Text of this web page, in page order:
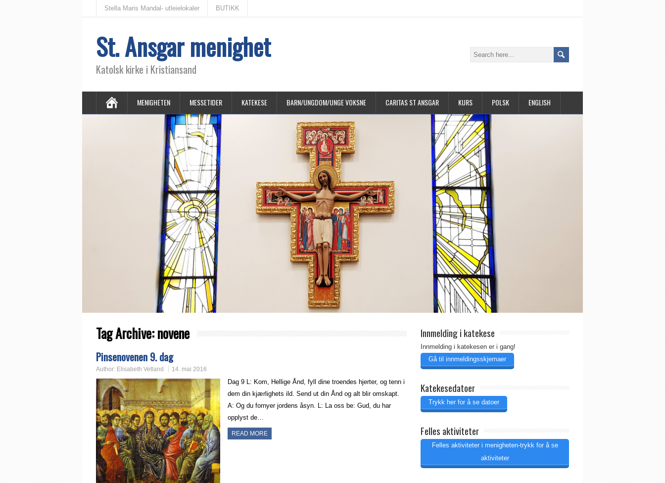
Stella Maris Mandal- utleielokaler BUTIKK
St. Ansgar menighet
Katolsk kirke i Kristiansand
MENIGHETEN MESSETIDER KATEKESE BARN/UNGDOM/UNGE VOKSNE CARITAS ST ANSGAR KURS POLSK ENGLISH
Tag Archive:novene
Pinsenovenen 9. dag
Author: Elisabeth Vetland 14. mai 2016
Dag 9 L: Kom, Hellige Ånd, fyll dine troendes hjerter, og tenn i
dem din kjærlighets ild. Send ut din Ånd og alt blir omskapt.
A: Og du fornyer jordens åsyn. L: La oss be: Gud, du har
opplyst de…
READ MORE
Innmelding i katekese
Innmelding i katekesen er i gang!
Gå til innmeldingsskjemaer
Katekesedatoer
Trykk her for å se datoer
Felles aktiviteter
Felles aktiviteter i menigheten-trykk for å se
aktiviteter